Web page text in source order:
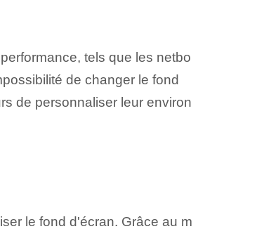
tels que les netbo
de changer le fond
de personnaliser leur environ
le fond d'écran. Grâce au m